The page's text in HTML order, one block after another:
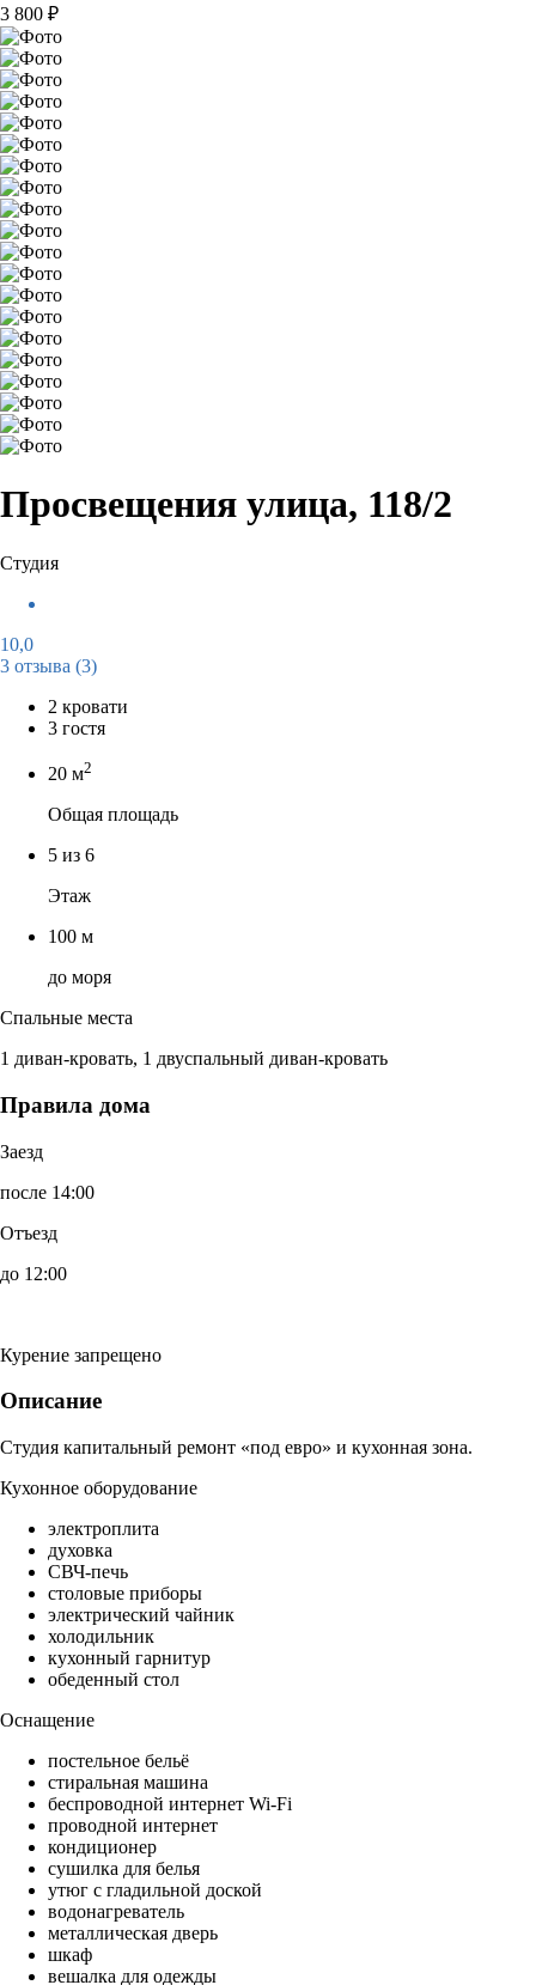
3 800 ₽
Просвещения улица, 118/2
Студия
10,0
3 отзыва (3)
2 кровати
3 гостя
20 м2
Общая площадь
5 из 6
Этаж
100 м
до моря
Спальные места
1 диван-кровать, 1 двуспальный диван-кровать
Правила дома
Заезд
после 14:00
Отъезд
до 12:00
Курение запрещено
Описание
Студия капитальный ремонт «под евро» и кухонная зона.
Кухонное оборудование
электроплита
духовка
СВЧ-печь
столовые приборы
электрический чайник
холодильник
кухонный гарнитур
обеденный стол
Оснащение
постельное бельё
стиральная машина
беспроводной интернет Wi-Fi
проводной интернет
кондиционер
сушилка для белья
утюг с гладильной доской
водонагреватель
металлическая дверь
шкаф
вешалка для одежды